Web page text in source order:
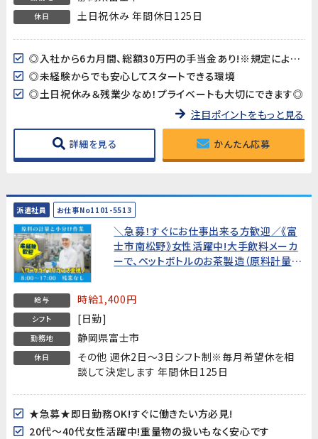
休日 土日祝休み 年間休日125日
◎入社から6カ月間、総額30万円の手当金あり!※規定による支給
◎未経験からでも安心してスタートできる環境
◎土日祝休み＆残業少なめ！プライベートも大切にできます◎
注目ポイントをもっと見る
詳細を見る かんたん応募
派遣社員 お仕事No1101-5513
＼急募！すぐにお仕事出来る方歓迎／《富
士市南松野》女性活躍中!大手飲料メーカ
ーで、ペットボトルのお茶製造（原料計量、
給与 時給1,400円
シフト [日勤]
勤務地 静岡県富士市
休日
その他 週休2日～3日シフト制※毎月希望休を相
談して決定します 年間休日125日
★急募★即日勤務OK!すぐに働きたい方必見!
20代～40代女性活躍中!重量物の扱いもなく安心です